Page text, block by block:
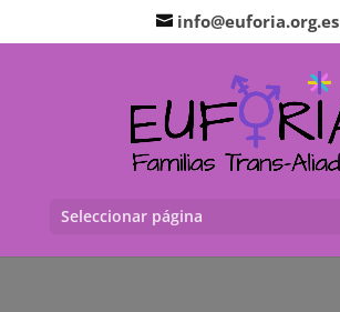
info@euforia.org.es
Seleccionar página